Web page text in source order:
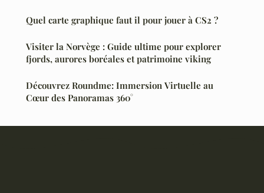
Quel carte graphique faut il pour jouer à CS2 ?
Visiter la Norvège : Guide ultime pour explorer
fjords, aurores boréales et patrimoine viking
Découvrez Roundme: Immersion Virtuelle au
Cœur des Panoramas 360°